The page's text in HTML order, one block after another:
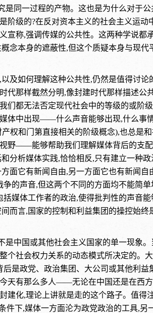
同一过程的产物。这也是为什么对于
阶级的?在反对资本主义的社会主义运动
宣称,强调传媒的公共性。这两种学说都
念本身的遮蔽性,但这个质疑本身与现代
及如何理解这种公共性,仍然是值得讨论
代那样截然分明,像封建时代那样描述公
们都无法否定现代社会中的等级的或阶
体中出现——什么声音能够出现,什么事
权和门第直接相关的阶级概念),也总是
野——能够帮助我们理解媒体背后的支
分析媒体实践,恰恰相反,只有建立一种
它有新闻自由,另一方面它也有新闻自
的声音,但这两个不同的方面均不能简
媒体工作者的政治,使得批判性的声音
而言,国家的控制和利益集团的操控始终
中国或其他社会主义国家的单一现象
个社会权力关系的动态模式所决定的。
是政党、政治集团、大公司或其他利益
今天有那么多人——无论在中国还是在西
建化,理论上讲就是走的这个路子。值得
件下,媒体一方面沦为政党政治的工具,另